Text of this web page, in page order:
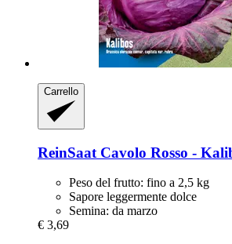
Carrello
ReinSaat Cavolo Rosso -​
Peso del frutto: fino a 2,5 kg
Sapore leggermente dolce
Semina: da marzo
€ 3,69